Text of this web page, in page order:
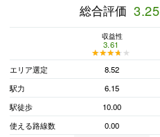
総合評価 3.25
収益性
3.61
★★★★★
★★★★★
エリア選定
8.52
駅力
6.15
駅徒歩
10.00
使える路線数
0.00